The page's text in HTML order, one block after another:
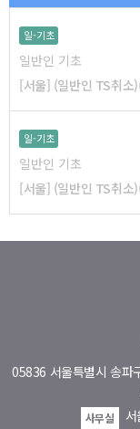
일-기초
일반인 기초
[서울] (일반인 TS취소
일-기초
일반인 기초
[서울] (일반인 TS취소
05836 서울특별시 송파
사무실